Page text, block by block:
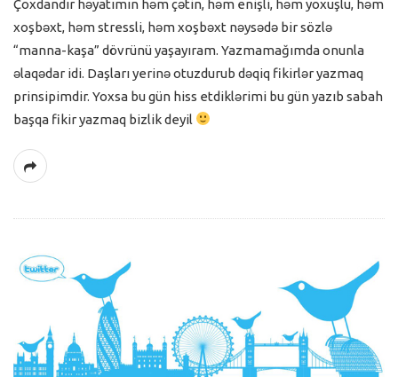
Çoxdandır həyatımın həm çətin, həm enişli, həm yoxuşlu, həm
xoşbəxt, həm stressli, həm xoşbəxt nəysədə bir sözlə
“manna-kaşa” dövrünü yaşayıram. Yazmamağımda onunla
əlaqədar idi. Daşları yerinə otuzdurub dəqiq fikirlər yazmaq
prinsipimdir. Yoxsa bu gün hiss etdiklərimi bu gün yazıb sabah
başqa fikir yazmaq bizlik deyil